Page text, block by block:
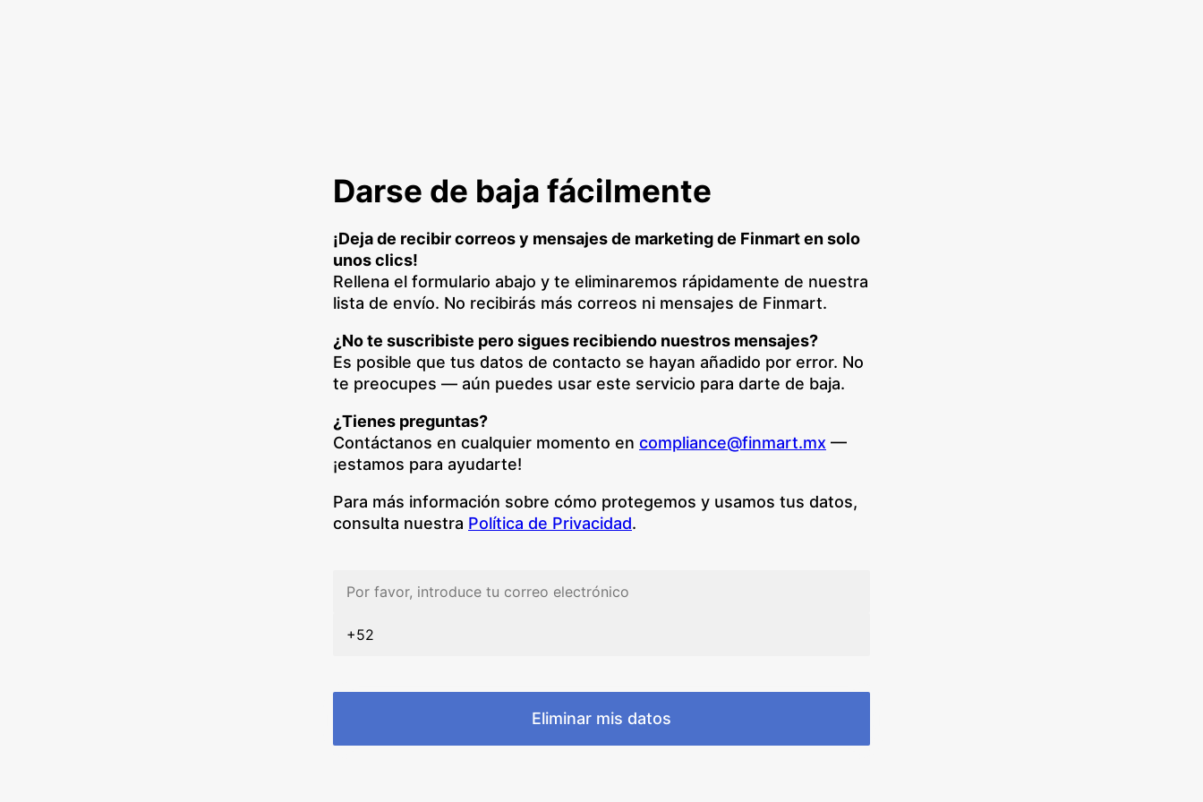
Darse de baja fácilmente
¡Deja de recibir correos y mensajes de marketing de Finmart en solo
unos clics!
Rellena el formulario abajo y te eliminaremos rápidamente de nuestra
lista de envío. No recibirás más correos ni mensajes de Finmart.
¿No te suscribiste pero sigues recibiendo nuestros mensajes?
Es posible que tus datos de contacto se hayan añadido por error. No
te preocupes — aún puedes usar este servicio para darte de baja.
¿Tienes preguntas?
Contáctanos en cualquier momento en compliance@finmart.mx —
¡estamos para ayudarte!
Para más información sobre cómo protegemos y usamos tus datos,
consulta nuestra Política de Privacidad.
Eliminar mis datos